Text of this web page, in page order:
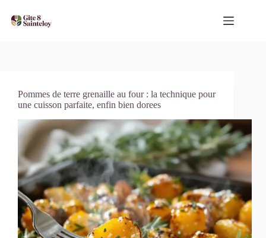
contenu
Pommes de terre grenaille au four : la technique pour
une cuisson parfaite, enfin bien dorees